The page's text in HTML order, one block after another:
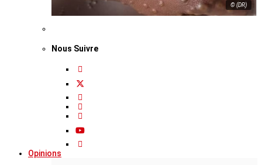
© (DR)
Nous Suivre
Opinions